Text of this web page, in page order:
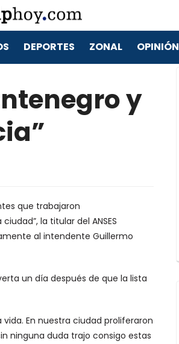
DEPORTES ZONAL OPINIÓN
y
que trabajaron
la titular del ANSES
al intendente Guillermo
un día después de que la lista
En nuestra ciudad proliferaron
ninguna duda trajo consigo estas